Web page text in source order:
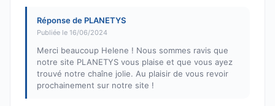
Réponse de PLANETYS
Publiée le 16/06/2024
Merci beaucoup Helene ! Nous sommes ravis que
notre site PLANETYS vous plaise et que vous ayez
trouvé notre chaîne jolie. Au plaisir de vous revoir
prochainement sur notre site !